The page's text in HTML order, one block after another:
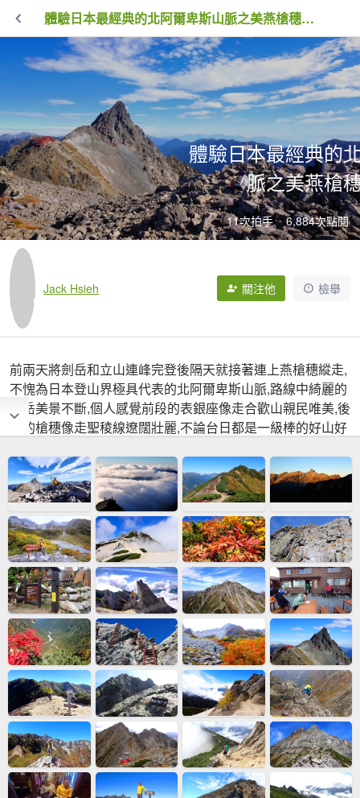
體驗日本最經典的北阿爾卑斯山脈之美燕槍穗縱走
體驗日本最經典的
脈之美燕槍
11次拍手 6,884次點閱
Jack Hsieh 關注他 檢舉
前兩天將劍岳和立山連峰完登後隔天就接著連上燕槍穗縱走,
不愧為日本登山界極具代表的北阿爾卑斯山脈,路線中綺麗的
山岳美景不斷,個人感覺前段的表銀座像走合歡山親民唯美,後
段的槍穗像走聖稜線遼闊壯麗,不論台日都是一級棒的好山好
大町~穗高駛~中房溫泉~燕山莊~燕岳~大天井小屋宿 D5:大
天井小屋~大天井岳~赤岩岳~西岳~大槍山莊~槍岳山莊~槍岳
~槍岳山莊宿 D6:槍岳山莊~大喰岳~中岳~南岳~南岳山屋~北
穗高岳~北穗高山莊宿 D7:北穗高山莊~涸沢岳~奧穗高岳山莊
~奧穗高岳~奧穗高岳山莊~涸沢小屋~本谷橋~橫尾山莊~德澤
山莊~明神館~小梨平木屋宿